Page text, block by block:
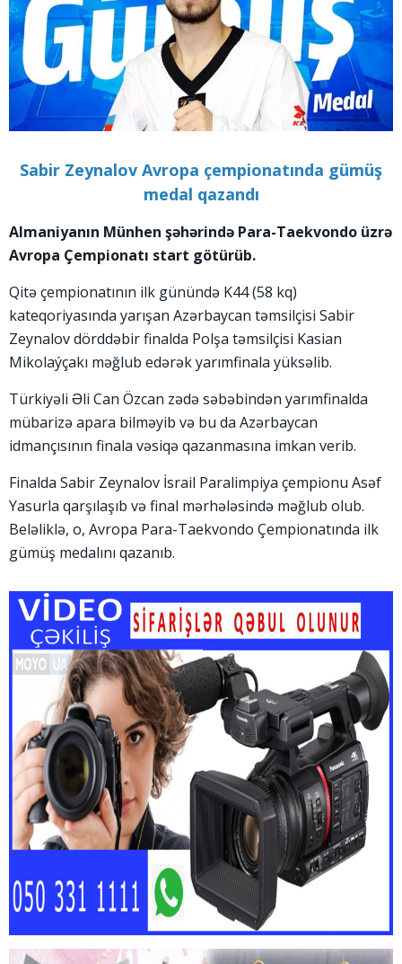
Sabir Zeynalov Avropa çempionatında gümüş
medal qazandı
Almaniyanın Münhen şəhərində Para-Taekvondo üzrə
Avropa Çempionatı start götürüb.
Qitə çempionatının ilk günündə K44 (58 kq)
kateqoriyasında yarışan Azərbaycan təmsilçisi Sabir
Zeynalov dörddəbir finalda Polşa təmsilçisi Kasian
Mikolaýçakı məğlub edərək yarımfinala yüksəlib.
Türkiyəli Əli Can Özcan zədə səbəbindən yarımfinalda
mübarizə apara bilməyib və bu da Azərbaycan
idmançısının finala vəsiqə qazanmasına imkan verib.
Finalda Sabir Zeynalov İsrail Paralimpiya çempionu Asəf
Yasurla qarşılaşıb və final mərhələsində məğlub olub.
Beləliklə, o, Avropa Para-Taekvondo Çempionatında ilk
gümüş medalını qazanıb.